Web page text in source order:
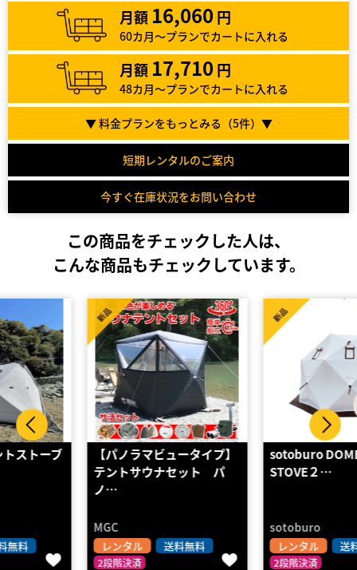
月額 16,060 円
60カ月～プランでカートに入れる
月額 17,710 円
48カ月～プランでカートに入れる
▼ 料金プランをもっとみる（5件）▼
短期レンタルのご案内
今すぐ在庫状況をお問い合わせ
この商品をチェックした人は、
こんな商品もチェックしています。
【パノラマビュータイプ】
テントサウナセット パ
レンタル 送料無料
2段階決済
sotoburo DOME12 &
STOVE２…
レンタル 送料無料
2段階決済
新品